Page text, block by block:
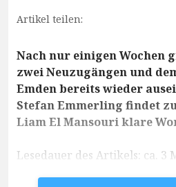
Artikel teilen:
Nach nur einigen Wochen
zwei Neuzugängen und
Emden bereits wieder
Stefan Emmerling findet
Liam El Mansouri klare
Lesedauer des Artikels: ca. 3